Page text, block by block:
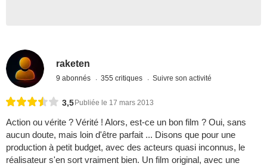
raketen
9 abonnés 355 critiques Suivre son activité
3,5 Publiée le 17 mars 2013
Action ou vérite ? Vérité ! Alors, est-ce un bon film ? Oui, sans
aucun doute, mais loin d'être parfait ... Disons que pour une
production à petit budget, avec des acteurs quasi inconnus, le
réalisateur s'en sort vraiment bien. Un film original, avec une